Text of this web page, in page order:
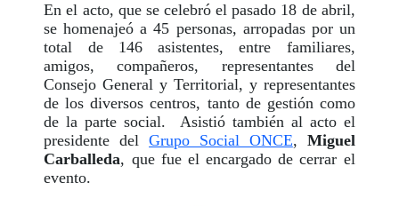
En el acto, que se celebró el pasado 18 de abril,
se homenajeó a 45 personas, arropadas por un
total de 146 asistentes, entre familiares,
amigos, compañeros, representantes del
Consejo General y Territorial, y representantes
de los diversos centros, tanto de gestión como
de la parte social. Asistió también al acto el
presidente delGrupo Social ONCE, Miguel
Carballeda, que fue el encargado de cerrar el
evento.